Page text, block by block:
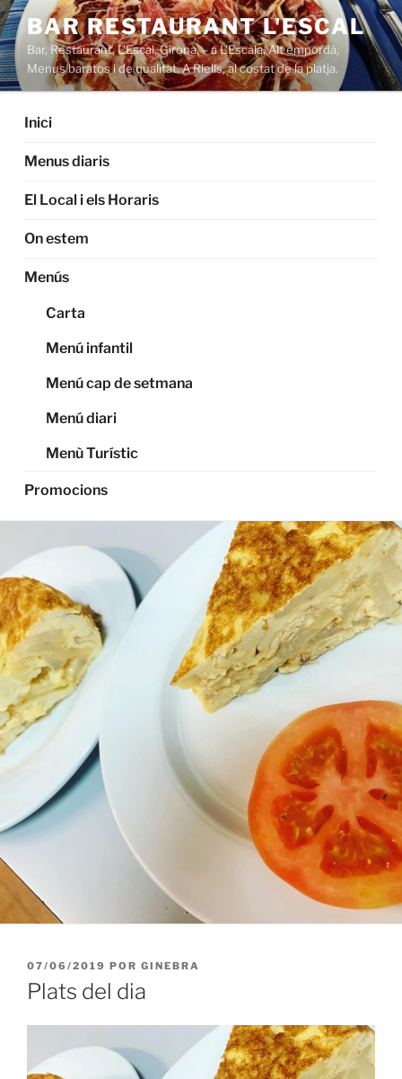
Saltar
al
contenido
BAR RESTAURANT L'ESCAL
Bar, Restaurant, L'Escal, Girona, – a L'Escala. Alt empordà,
Menus baratos i de qualitat. A Riells, al costat de la platja.
Inici
Menus diaris
El Local i els Horaris
On estem
Menús
Carta
Menú infantil
Menú cap de setmana
Menú diari
Menù Turístic
Promocions
PUBLICADO
EL
07/06/2019 POR GINEBRA
Plats del dia